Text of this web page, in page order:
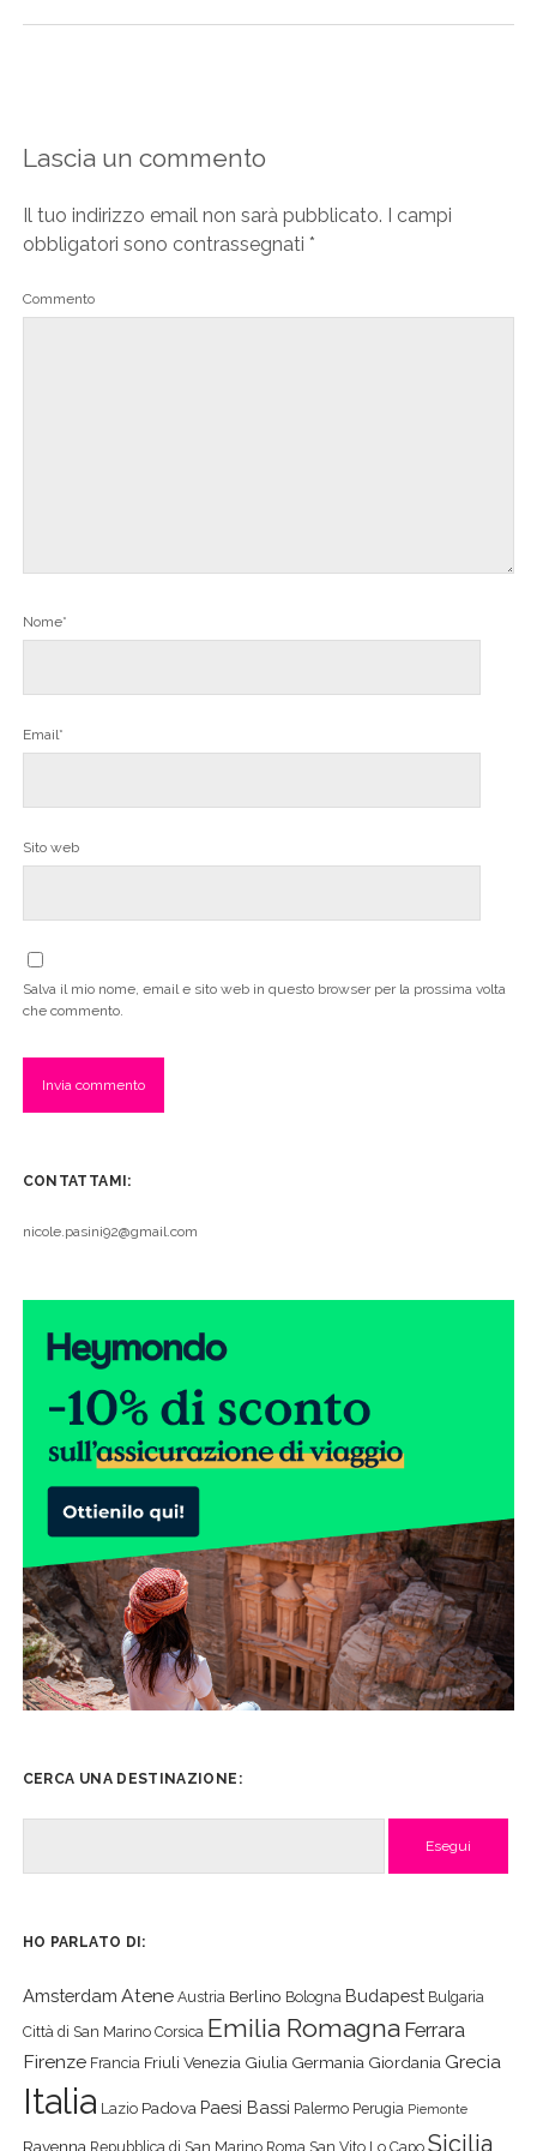
Lascia un commento
Il tuo indirizzo email non sarà pubblicato. I campi
obbligatori sono contrassegnati *
Commento
Nome*
Email*
Sito web
Salva il mio nome, email e sito web in questo browser per la prossima volta
che commento.
CONTATTAMI:
nicole.pasini92@gmail.com
CERCA UNA DESTINAZIONE:
HO PARLATO DI:
Amsterdam Atene Austria Berlino Bologna Budapest Bulgaria
Città di San Marino Corsica Emilia Romagna Ferrara
Firenze Francia Friuli Venezia Giulia Germania Giordania Grecia
Italia Lazio Padova Paesi Bassi Palermo Perugia Piemonte
Ravenna Repubblica di San Marino Roma San Vito Lo Capo Sicilia